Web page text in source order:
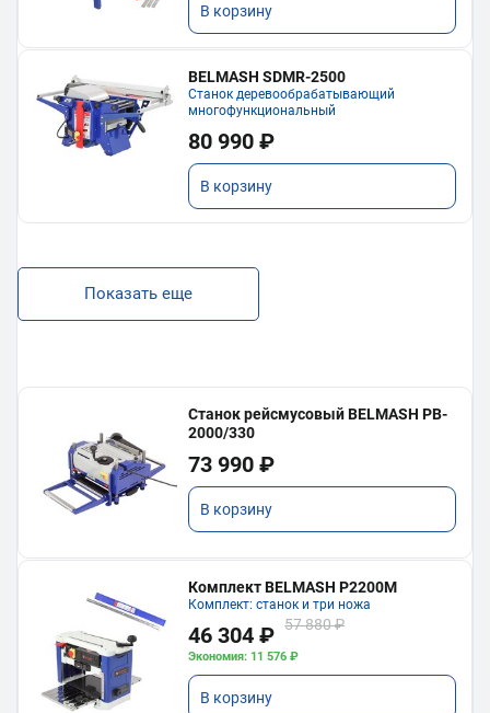
В корзину
BELMASH SDMR-2500
Станок деревообрабатывающий
многофункциональный
80 990 ₽
В корзину
Показать еще
Станок рейсмусовый BELMASH PB-
2000/330
73 990 ₽
В корзину
Комплект BELMASH P2200M
Комплект: станок и три ножа
46 304 ₽ 57 880 ₽
Экономия: 11 576 ₽
В корзину